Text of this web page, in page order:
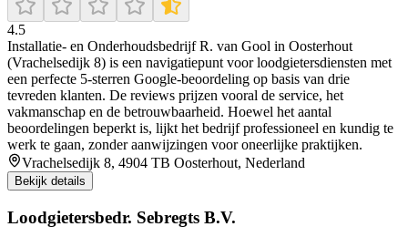
4.5
Installatie‑ en Onderhoudsbedrijf R. van Gool in Oosterhout
(Vrachelsedijk 8) is een navigatiepunt voor loodgietersdiensten met
een perfecte 5‑sterren Google‑beoordeling op basis van drie
tevreden klanten. De reviews prijzen vooral de service, het
vakmanschap en de betrouwbaarheid. Hoewel het aantal
beoordelingen beperkt is, lijkt het bedrijf professioneel en kundig te
werk te gaan, zonder aanwijzingen voor oneerlijke praktijken.
Vrachelsedijk 8, 4904 TB Oosterhout, Nederland
Bekijk details
Loodgietersbedr. Sebregts B.V.